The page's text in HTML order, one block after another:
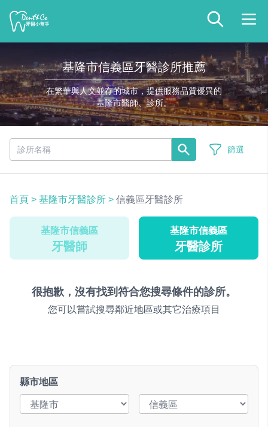
基隆市信義區牙醫診所推薦
在繁華與人文並存的城市，提供服務品質優異的
基隆市醫師、診所。
篩選
首頁 > 基隆市牙醫診所 > 信義區牙醫診所
基隆市信義區
牙醫師
基隆市信義區
牙醫診所
很抱歉，沒有找到符合您搜尋條件的診所。
您可以嘗試搜尋鄰近地區或其它治療項目
縣市地區